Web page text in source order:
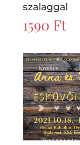
szalaggal
1590 Ft